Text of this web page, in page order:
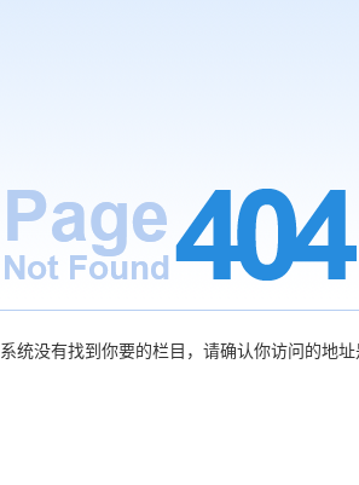
系统没有找到你要的栏目，请确认你访问的地